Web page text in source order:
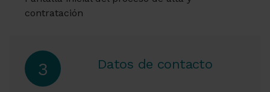
3 Datos de contacto